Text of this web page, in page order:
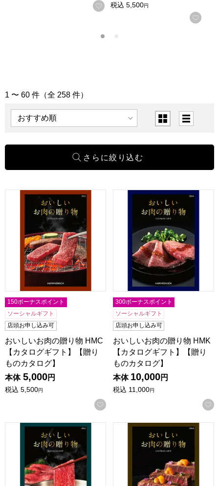
お気に入りに登録する
税込 5,500円
お気
「カタログギフト」の商品一覧
1 〜 60 件（全 258 件）
表示順 表示切替
おいしいお肉の贈り物 HMC【カタログギフト】【贈りもの
150ボーナスポイント
ソーシャルギフト
店頭お申し込み可
おいしいお肉の贈り物 HMC
【カタログギフト】【贈り
ものカタログ】
本体 5,000円
税込 5,500円
お気に入りに登録する
おいしいお肉の贈り物 HMK
300ボーナスポイント
ソーシャルギフト
店頭お申し込み可
おいしいお肉の贈り物 HMK
【カタログギフト】【贈り
ものカタログ】
本体 10,000円
税込 11,000円
おいしいお肉の贈り物 HML【カタログギフト】【贈りもの
おいしいお肉の贈り物 HMB